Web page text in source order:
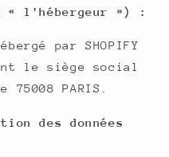
« l'hébergeur ») :
par SHOPIFY
dont le siège social
75008 PARIS.
des données